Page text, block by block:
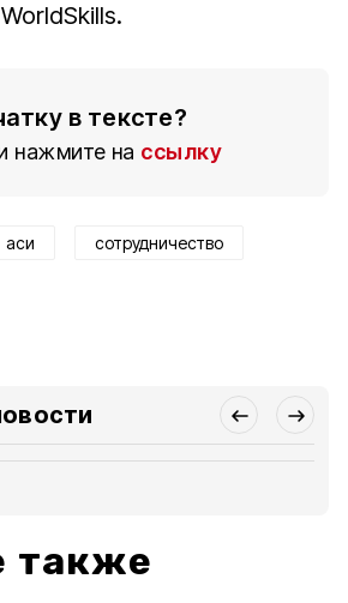
в тексте?
нажмите на ссылку
аси сотрудничество
также